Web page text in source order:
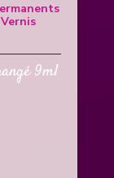
Vernis
9ml